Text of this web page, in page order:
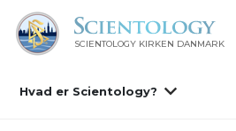
SCIENTOLOGY KIRKEN DANMARK
Hvad er Scientology?